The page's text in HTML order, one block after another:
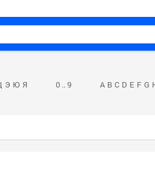
Э Ю Я 0 .. 9 A B C D E F G